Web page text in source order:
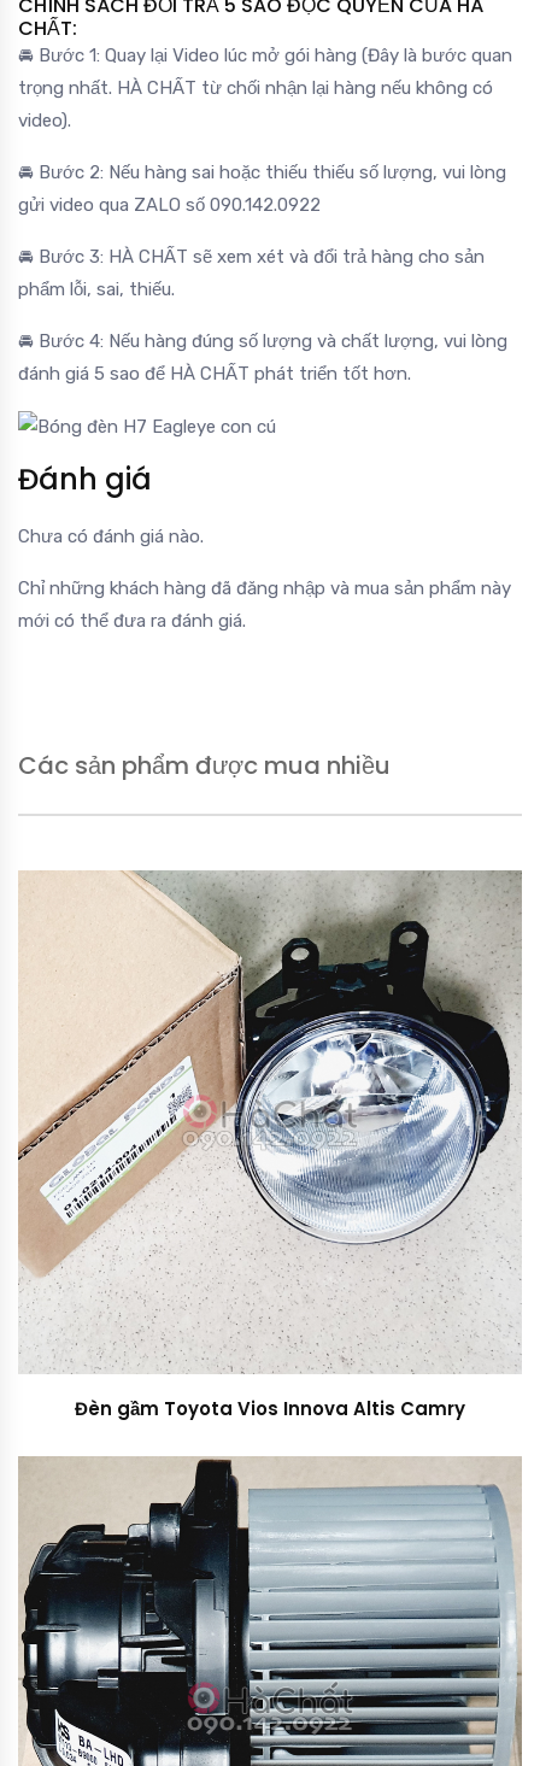
CHẤT:
🚘 Bước 1: Quay lại Video lúc mở gói hàng (Đây là bước quan
trọng nhất. HÀ CHẤT từ chối nhận lại hàng nếu không có
video).
🚘 Bước 2: Nếu hàng sai hoặc thiếu thiếu số lượng, vui lòng
gửi video qua ZALO số 090.142.0922
🚘 Bước 3: HÀ CHẤT sẽ xem xét và đổi trả hàng cho sản
phẩm lỗi, sai, thiếu.
🚘 Bước 4: Nếu hàng đúng số lượng và chất lượng, vui lòng
đánh giá 5 sao để HÀ CHẤT phát triển tốt hơn.
Đánh giá
Chưa có đánh giá nào.
Chỉ những khách hàng đã đăng nhập và mua sản phẩm này
mới có thể đưa ra đánh giá.
Các sản phẩm được mua nhiều
Đèn gầm Toyota Vios Innova Altis Camry